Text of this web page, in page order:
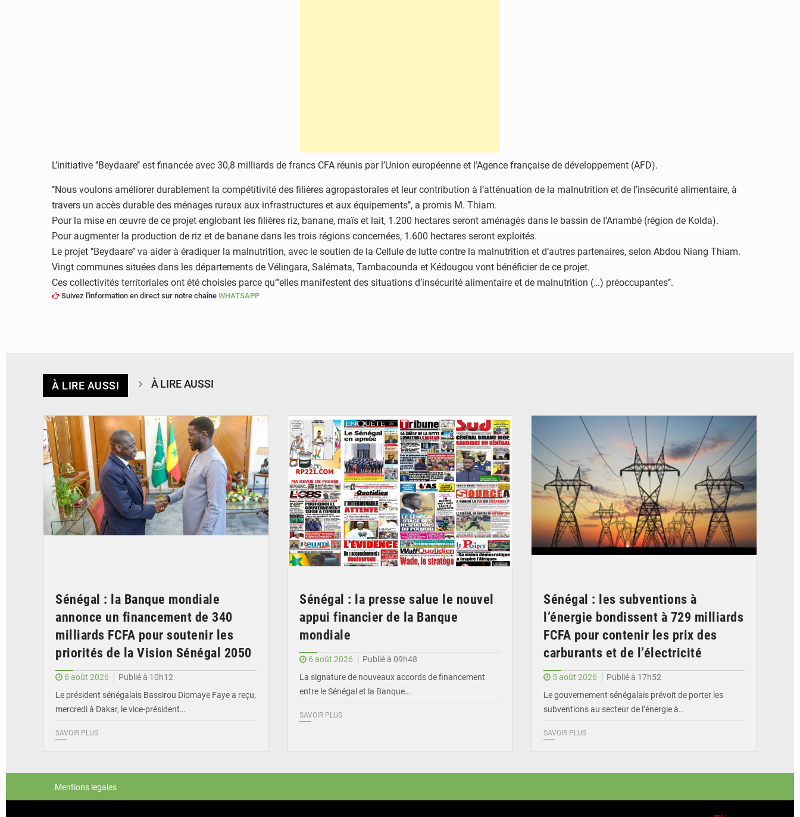
L’initiative ‘’Beydaare’’ est financée avec 30,8 milliards de francs CFA réunis par l’Union européenne et l’Agence française de développement (AFD).
‘’Nous voulons améliorer durablement la compétitivité des filières agropastorales et leur contribution à l’atténuation de la malnutrition et de l’insécurité alimentaire, à
travers un accès durable des ménages ruraux aux infrastructures et aux équipements’’, a promis M. Thiam.
Pour la mise en œuvre de ce projet englobant les filières riz, banane, maïs et lait, 1.200 hectares seront aménagés dans le bassin de l’Anambé (région de Kolda).
Pour augmenter la production de riz et de banane dans les trois régions concernées, 1.600 hectares seront exploités.
Le projet ‘’Beydaare’’ va aider à éradiquer la malnutrition, avec le soutien de la Cellule de lutte contre la malnutrition et d’autres partenaires, selon Abdou Niang Thiam.
Vingt communes situées dans les départements de Vélingara, Salémata, Tambacounda et Kédougou vont bénéficier de ce projet.
Ces collectivités territoriales ont été choisies parce qu’‘’elles manifestent des situations d’insécurité alimentaire et de malnutrition (…) préoccupantes’’.
Suivez l'information en direct sur notre chaîne WHATSAPP
À LIRE AUSSI À LIRE AUSSI
Sénégal : la Banque mondiale
annonce un financement de 340
milliards FCFA pour soutenir les
priorités de la Vision Sénégal 2050
6 août 2026
Publié à 10h12
Le président sénégalais Bassirou Diomaye Faye a reçu,
mercredi à Dakar, le vice-président…
SAVOIR PLUS
Sénégal : la presse salue le nouvel
appui financier de la Banque
mondiale
6 août 2026
Publié à 09h48
La signature de nouveaux accords de financement
entre le Sénégal et la Banque…
SAVOIR PLUS
Sénégal : les subventions à
l’énergie bondissent à 729 milliards
FCFA pour contenir les prix des
carburants et de l’électricité
5 août 2026
Publié à 17h52
Le gouvernement sénégalais prévoit de porter les
subventions au secteur de l’énergie à…
SAVOIR PLUS
Mentions legales